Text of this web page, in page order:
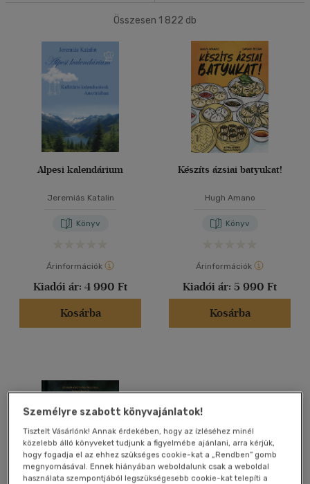
Korosztály szerint
Gyermek(2)
mind(2)
6 -10 év (1)
10 - 14 év (1)
Gyermek és ifjúsági
Nyelv szerint
Angol(14)
Eszperentó - magyar
Francia(3)
Olasz(1)
Spanyol(1)
Vélemény szerint
(21)
Összesen 1 822 db
Alpesi kalendárium
Jeremiás Katalin
Könyv
Árinformációk
Kiadói ár: 4 990 Ft
Kosárba
Készíts ázsiai batyukat!
Hugh Amano
Könyv
Árinformációk
Kiadói ár: 5 990 Ft
Kosárba
Személyre szabott könyvajánlatok!
Tisztelt Vásárlónk! Annak érdekében, hogy az ízléséhez minél
közelebb álló könyveket tudjunk a figyelmébe ajánlani, arra kérjük,
hogy fogadja el az ehhez szükséges cookie-kat a „Rendben” gomb
megnyomásával. Ennek hiányában weboldalunk csak a weboldal
használata szempontjából legszükségesebb cookie-kat telepíti a